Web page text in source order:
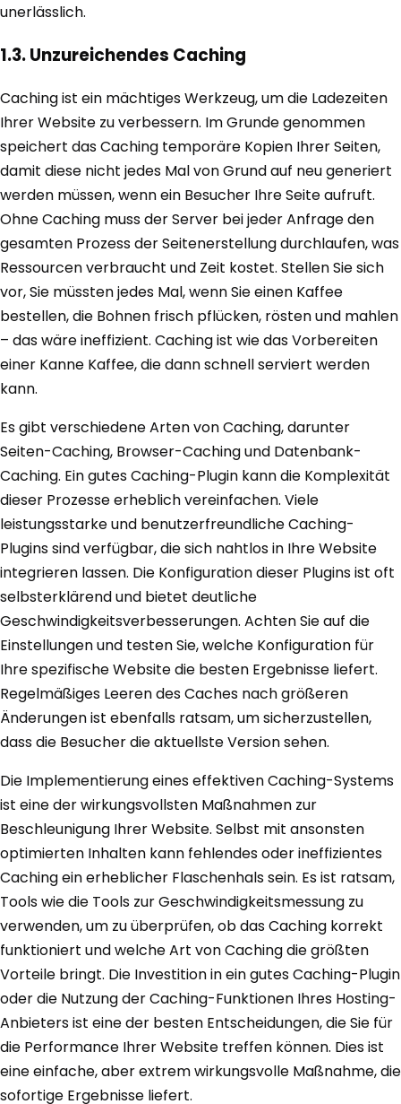
unerlässlich.
1.3. Unzureichendes Caching
Caching ist ein mächtiges Werkzeug, um die Ladezeiten
Ihrer Website zu verbessern. Im Grunde genommen
speichert das Caching temporäre Kopien Ihrer Seiten,
damit diese nicht jedes Mal von Grund auf neu generiert
werden müssen, wenn ein Besucher Ihre Seite aufruft.
Ohne Caching muss der Server bei jeder Anfrage den
gesamten Prozess der Seitenerstellung durchlaufen, was
Ressourcen verbraucht und Zeit kostet. Stellen Sie sich
vor, Sie müssten jedes Mal, wenn Sie einen Kaffee
bestellen, die Bohnen frisch pflücken, rösten und mahlen
– das wäre ineffizient. Caching ist wie das Vorbereiten
einer Kanne Kaffee, die dann schnell serviert werden
kann.
Es gibt verschiedene Arten von Caching, darunter
Seiten-Caching, Browser-Caching und Datenbank-
Caching. Ein gutes Caching-Plugin kann die Komplexität
dieser Prozesse erheblich vereinfachen. Viele
leistungsstarke und benutzerfreundliche Caching-
Plugins sind verfügbar, die sich nahtlos in Ihre Website
integrieren lassen. Die Konfiguration dieser Plugins ist oft
selbsterklärend und bietet deutliche
Geschwindigkeitsverbesserungen. Achten Sie auf die
Einstellungen und testen Sie, welche Konfiguration für
Ihre spezifische Website die besten Ergebnisse liefert.
Regelmäßiges Leeren des Caches nach größeren
Änderungen ist ebenfalls ratsam, um sicherzustellen,
dass die Besucher die aktuellste Version sehen.
Die Implementierung eines effektiven Caching-Systems
ist eine der wirkungsvollsten Maßnahmen zur
Beschleunigung Ihrer Website. Selbst mit ansonsten
optimierten Inhalten kann fehlendes oder ineffizientes
Caching ein erheblicher Flaschenhals sein. Es ist ratsam,
Tools wie die Tools zur Geschwindigkeitsmessung zu
verwenden, um zu überprüfen, ob das Caching korrekt
funktioniert und welche Art von Caching die größten
Vorteile bringt. Die Investition in ein gutes Caching-Plugin
oder die Nutzung der Caching-Funktionen Ihres Hosting-
Anbieters ist eine der besten Entscheidungen, die Sie für
die Performance Ihrer Website treffen können. Dies ist
eine einfache, aber extrem wirkungsvolle Maßnahme, die
sofortige Ergebnisse liefert.